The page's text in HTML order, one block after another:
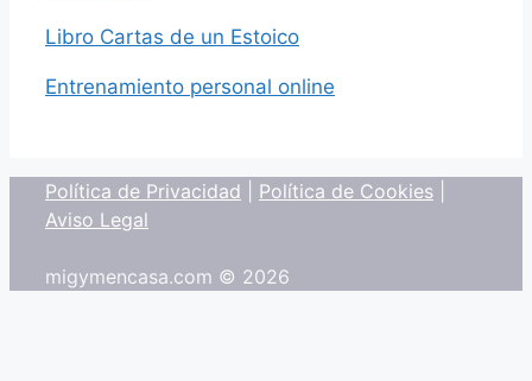
Libro Cartas de un Estoico
Entrenamiento personal online
Política de Privacidad Política de Cookies
Aviso Legal
migymencasa.com © 2026